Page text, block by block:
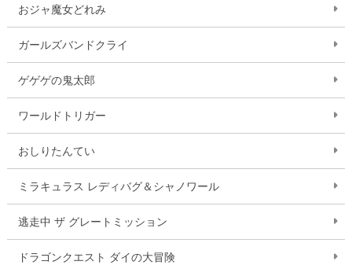
おジャ魔女どれみ
ガールズバンドクライ
ゲゲゲの鬼太郎
ワールドトリガー
おしりたんてい
ミラキュラス レディバグ＆シャノワール
逃走中 ザ グレートミッション
ドラゴンクエスト ダイの大冒険